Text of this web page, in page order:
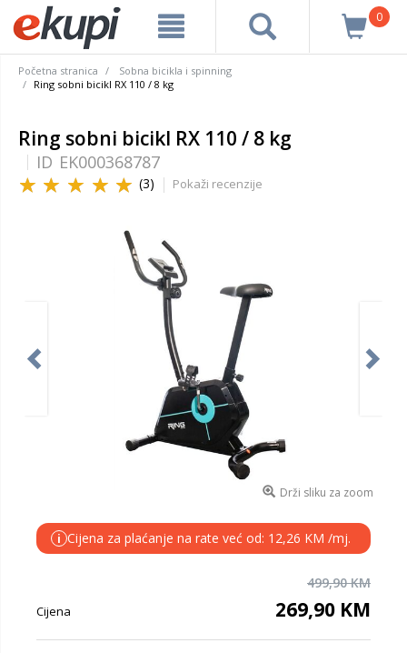
0
Početna stranica
Sobna bicikla i spinning
Ring sobni bicikl RX 110 / 8 kg
Ring sobni bicikl RX 110 / 8 kg
ID EK000368787
(3) Pokaži recenzije
Drži sliku za zoom
i Cijena za plaćanje na rate već od: 12,26 KM /mj.
499,90 KM
Cijena 269,90 KM